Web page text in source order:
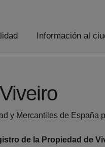
Información al
y Mercantiles de España
de la Propiedad de